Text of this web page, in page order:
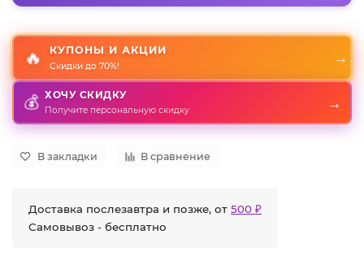
🔥 КУПОНЫ И АКЦИИ
Скидки до 70%!
→
💰 ХОЧУ СКИДКУ
Получите персональную скидку →
В закладки В сравнение
Доставка послезавтра и позже, от 500 ₽
Самовывоз - бесплатно